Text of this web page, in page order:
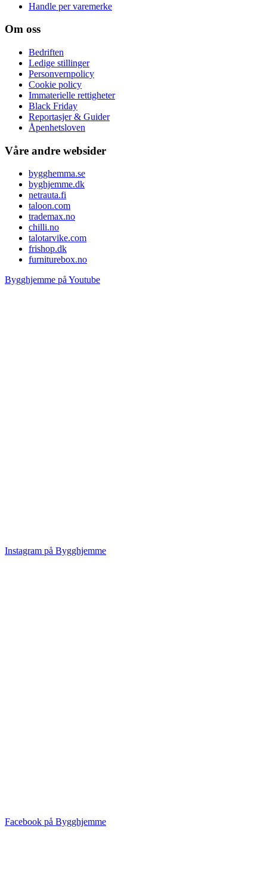
Handle per varemerke
Om oss
Bedriften
Ledige stillinger
Personvernpolicy
Cookie policy
Immaterielle rettigheter
Black Friday
Reportasjer & Guider
Åpenhetsloven
Våre andre websider
bygghemma.se
byghjemme.dk
netrauta.fi
taloon.com
trademax.no
chilli.no
talotarvike.com
frishop.dk
furniturebox.no
Bygghjemme på Youtube
Instagram på Bygghjemme
Facebook på Bygghjemme